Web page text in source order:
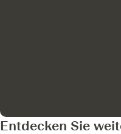
Entdecken Sie